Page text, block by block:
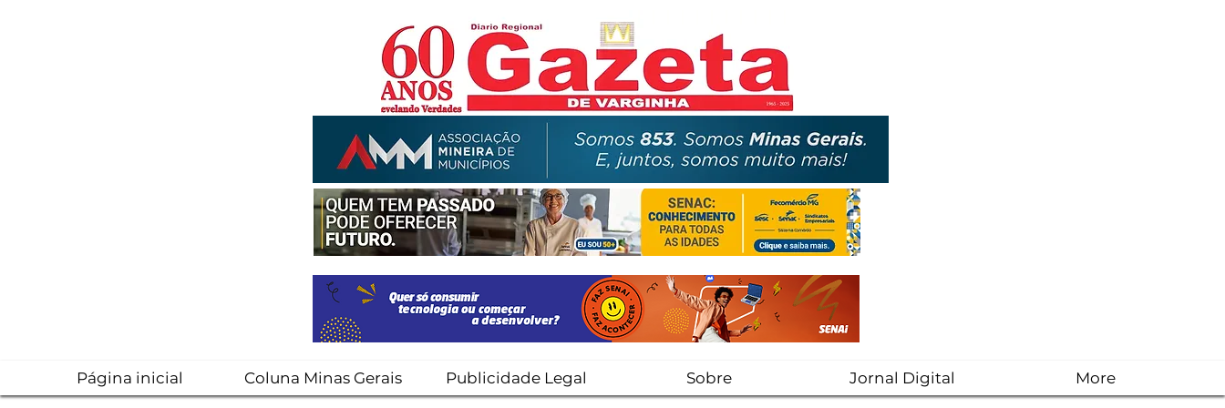
Página inicial Coluna Minas Gerais Publicidade Legal Sobre Jornal Digital More